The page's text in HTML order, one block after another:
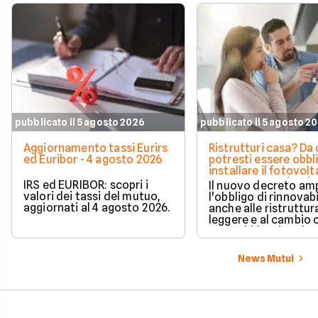
pubblicato il 5 agosto 2026
Aggiornamento tassi Eurirs
ed Euribor - 4 agosto 2026
IRS ed EURIBOR: scopri i
valori dei tassi del mutuo,
aggiornati al 4 agosto 2026.
pubblicato il 5 agosto
Ristrutturi casa? Da
potresti essere
installare il
nuova norma che
milioni di italiani
Il nuovo decreto
l'obbligo di
anche alle
leggere e al cambio
ecco chi è
cambia in pratica.
News Mutui